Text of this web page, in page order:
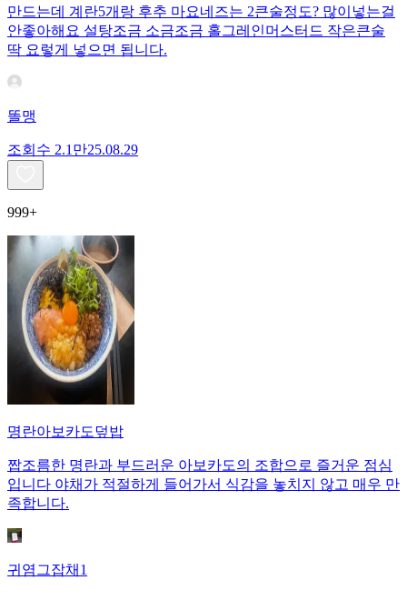
만드는데 계란5개랑 후추 마요네즈는 2큰술정도? 많이넣는걸
안좋아해요 설탕조금 소금조금 홀그레인머스터드 작은큰술
딱 요렇게 넣으면 됩니다.
똘맹
조회수 2.1만25.08.29
999+
명란아보카도덮밥
짭조름한 명란과 부드러운 아보카도의 조합으로 즐거운 점심
입니다 야채가 적절하게 들어가서 식감을 놓치지 않고 매우 만
족합니다.
귀염그잡채1